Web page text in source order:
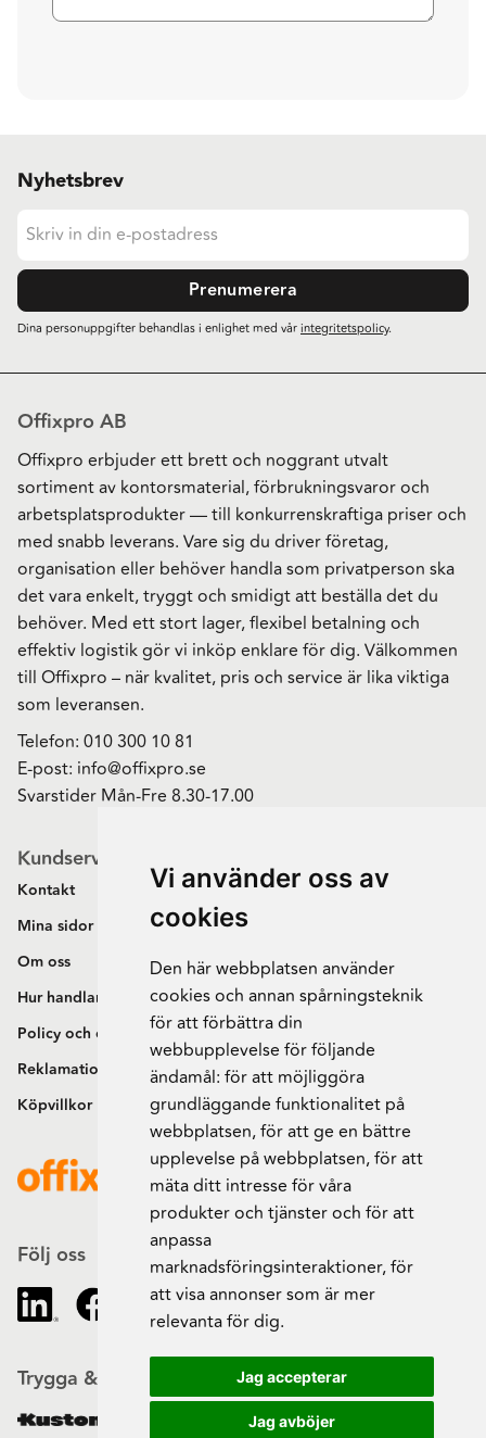
Vi använder oss av
cookies
Den här webbplatsen använder
cookies och annan spårningsteknik
för att förbättra din
webbupplevelse för följande
ändamål: för att möjliggöra
grundläggande funktionalitet på
webbplatsen,för att ge en bättre
upplevelse på webbplatsen,för att
mäta ditt intresse för våra
produkter och tjänster och för att
anpassa
marknadsföringsinteraktioner,för
att visa annonser som är mer
relevanta för dig.
Jag accepterar
Jag avböjer
Nyhetsbrev
Prenumerera
Dina personuppgifter behandlas i enlighet med vårintegritetspolicy.
Offixpro AB
Offixpro erbjuder ett brett och noggrant utvalt
sortiment av kontorsmaterial, förbrukningsvaror och
arbetsplatsprodukter — till konkurrenskraftiga priser och
med snabb leverans. Vare sig du driver företag,
organisation eller behöver handla som privatperson ska
det vara enkelt, tryggt och smidigt att beställa det du
behöver. Med ett stort lager, flexibel betalning och
effektiv logistik gör vi inköp enklare för dig. Välkommen
till Offixpro – när kvalitet, pris och service är lika viktiga
som leveransen.
Telefon: 010 300 10 81
E-post: info@offixpro.se
Svarstider Mån-Fre 8.30-17.00
Kundservice
Kontakt
Mina sidor
Om oss
Hur handlar jag?
Policy och cookies
Reklamation och retur
Köpvillkor
Följ oss
Trygga & säkra beställningar